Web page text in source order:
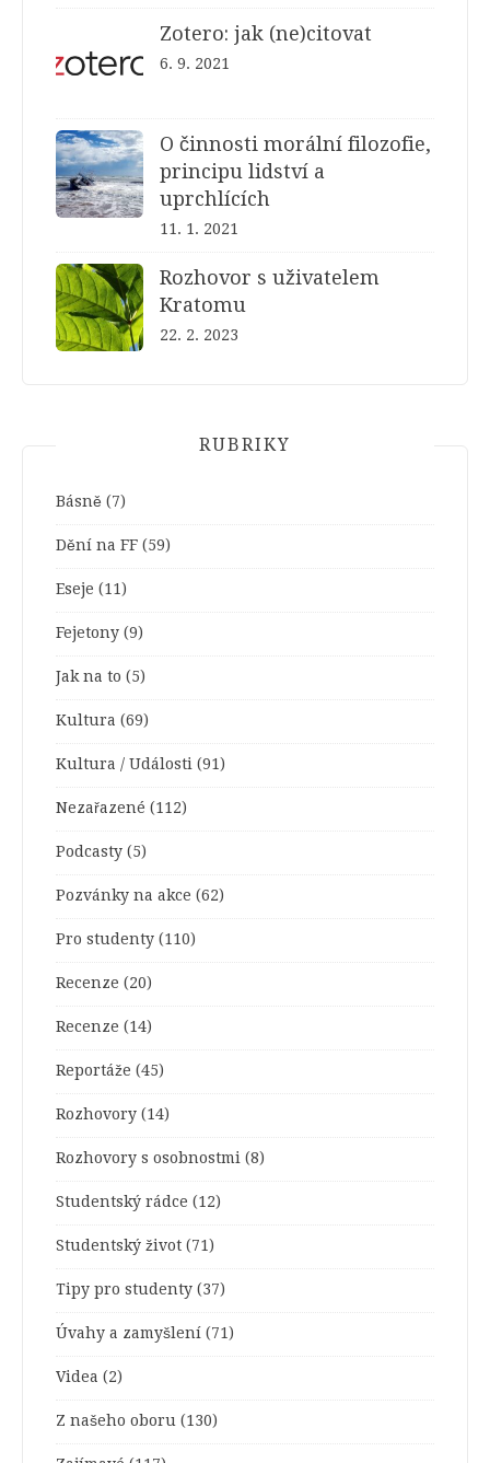
Zotero: jak (ne)citovat
6. 9. 2021
O činnosti morální filozofie,
principu lidství a
uprchlících
11. 1. 2021
Rozhovor s uživatelem
Kratomu
22. 2. 2023
RUBRIKY
Básně (7)
Dění na FF (59)
Eseje (11)
Fejetony (9)
Jak na to (5)
Kultura (69)
Kultura / Události (91)
Nezařazené (112)
Podcasty (5)
Pozvánky na akce (62)
Pro studenty (110)
Recenze (20)
Recenze (14)
Reportáže (45)
Rozhovory (14)
Rozhovory s osobnostmi (8)
Studentský rádce (12)
Studentský život (71)
Tipy pro studenty (37)
Úvahy a zamyšlení (71)
Videa (2)
Z našeho oboru (130)